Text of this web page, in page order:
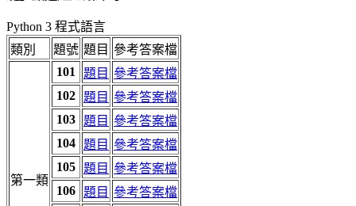
Python 3 程式語言
類別
題號 題目 參考答案檔
第一類
101 題目 參考答案檔
102 題目 參考答案檔
103 題目 參考答案檔
104 題目 參考答案檔
105 題目 參考答案檔
106 題目 參考答案檔